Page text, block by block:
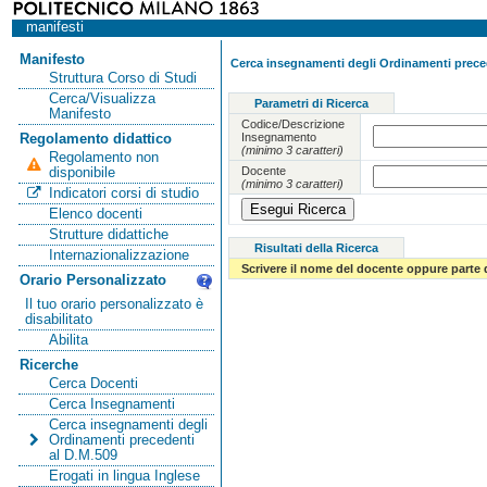
manifesti
Manifesto
Struttura Corso di Studi
Cerca/Visualizza
Manifesto
Regolamento didattico
Regolamento non
disponibile
Indicatori corsi di studio
Elenco docenti
Strutture didattiche
Internazionalizzazione
Orario Personalizzato
Il tuo orario personalizzato è
disabilitato
Abilita
Ricerche
Cerca Docenti
Cerca Insegnamenti
Cerca insegnamenti degli
Ordinamenti precedenti
al D.M.509
Erogati in lingua Inglese
Cerca insegnamenti degli Ordinamenti
Parametri di Ricerca
Codice/Descrizione
Insegnamento
(minimo 3 caratteri)
Docente
(minimo 3 caratteri)
Risultati della Ricerca
Scrivere il nome del docente oppure